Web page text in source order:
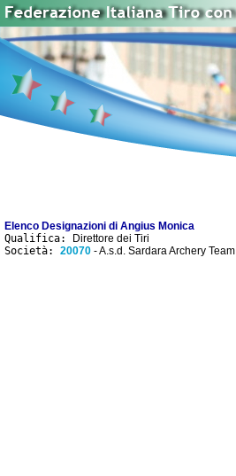
Elenco Designazioni di Angius Monica
Qualifica:
Direttore dei Tiri
Società: 20070 - A.s.d. Sardara Archery Team